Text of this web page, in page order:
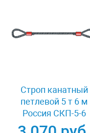
Строп канатный
петлевой 5 т 6 м
Россия СКП-5-6